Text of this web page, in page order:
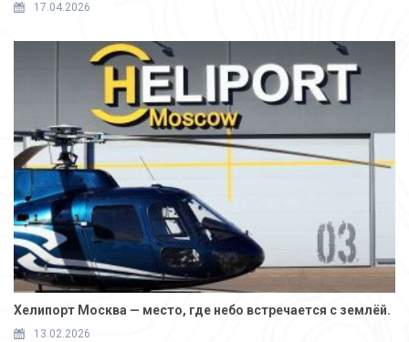
17.04.2026
Хелипорт Москва — место, где небо встречается с землёй.
13.02.2026